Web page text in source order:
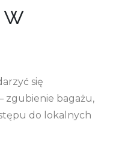
się
zgubienie bagażu,
do lokalnych